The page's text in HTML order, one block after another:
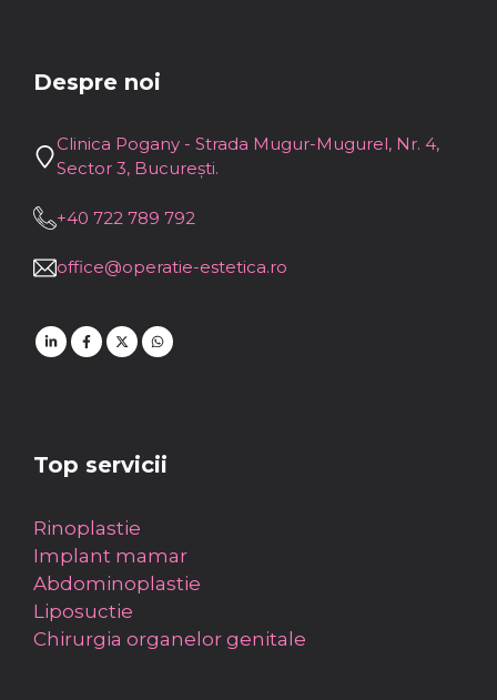
Despre noi
Clinica Pogany - Strada Mugur-Mugurel, Nr. 4,
Sector 3, București.
+40 722 789 792
office@operatie-estetica.ro
Top servicii
Rinoplastie
Implant mamar
Abdominoplastie
Liposuctie
Chirurgia organelor genitale